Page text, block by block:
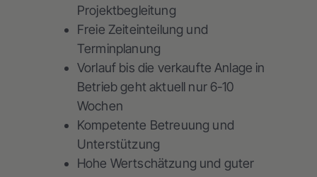
Projektbegleitung
Freie Zeiteinteilung und
Terminplanung
Vorlauf bis die verkaufte Anlage in
Betrieb geht aktuell nur 6-10
Wochen
Kompetente Betreuung und
Unterstützung
Hohe Wertschätzung und guter